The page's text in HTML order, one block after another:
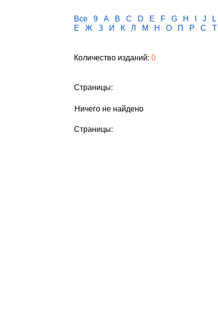
Все 9 A B C D E F G H J
L
Е
Ж З И К Л М Н О П Р С Т
Количество изданий: 0
Страницы:
Ничего не найдено
Страницы: